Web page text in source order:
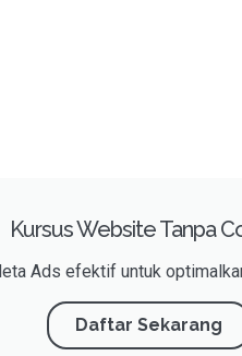
Kursus Website Tanpa
Ads efektif untuk
Daftar Sekarang